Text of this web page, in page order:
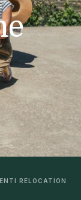
RELOCATION